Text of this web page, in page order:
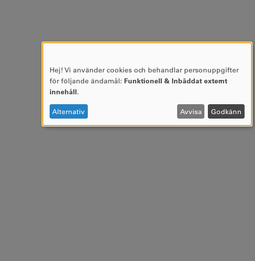
ANVÄNDNING
AV
OCH
COOKIES
Hej! Vi använder cookies och behandlar personuppgifter
för följande ändamål: Funktionell & Inbäddat externt
innehåll.
Alternativ Avvisa Godkänn